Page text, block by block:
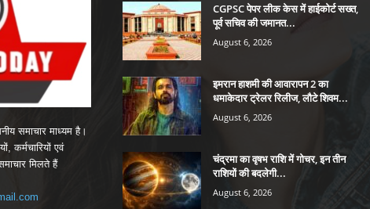
समाचार माध्यम है।
कर्मचारियों एवं
मिलते हैं
CGPSC पेपर लीक केस में हाईकोर्ट सख्त,
पूर्व सचिव की जमानत...
August 6, 2026
इमरान हाशमी की आवारापन 2 का
धमाकेदार ट्रेलर रिलीज, लौटे शिवम...
August 6, 2026
चंद्रमा का वृषभ राशि में गोचर, इन तीन
राशियों की बदलेगी...
August 6, 2026